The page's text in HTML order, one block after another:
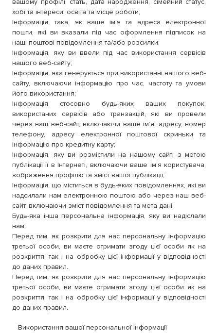
вашому профілі, стать, дата народження, сімейний статус,
хобі та інтереси, освіта та місце роботи;
Інформація, така, як ваше ім’я та адреса електронної
пошти, які ви вказали під час оформлення підписок на
наші поштові повідомлення та/або розсилки;
Інформація, яку ви ввели під час використання сервісів
нашого веб-сайту;
Інформація, яка генерується при використанні нашого веб-
сайту, включаючи інформацію про час, частоту та умови
його використання;
Інформація стосовно будь-яких ваших покупок,
використаних сервісів або транзакцій, які ви провели
через наш веб-сайт, включаючи ваше ім’я, адресу, номер
телефону, адресу електронної поштової скриньки та
інформацію про кредитну карту;
Інформація, яку ви розмістили на нашому сайті з метою
публікації її в Інтернеті, включаючи ваше ім’я користувача,
зображення профілю та зміст вашої публікації;
Інформація, що міститься в будь-яких повідомленнях, які ви
надсилали нам електронною поштою або через наш веб-
сайт, включаючи зміст повідомлення та мета дані;
Будь-яка інша персональна інформація, яку ви надіслали
нам.
Перед тим, як розкрити для нас персональну інформацію
третьої особи, ви маєте отримати згоду цієї особи як на
розкриття, так і на обробку цієї інформації у відповідності
до даних правил.
Перед тим, як розкрити для нас персональну інформацію
третьої особи, ви маєте отримати згоду цієї особи як на
розкриття, так і на обробку цієї інформації у відповідності
до даних правил.
Використання вашої персональної інформації